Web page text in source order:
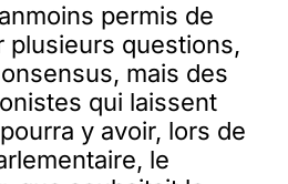
permis de
plusieurs questions,
mais des
qui laissent
y avoir, lors de
le